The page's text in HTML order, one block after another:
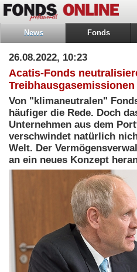
News Fonds
26.08.2022, 10:23
Acatis-Fonds
Treibhausgasemissionen
Von "klimaneutralen"
häufiger die Rede. Doch
Unternehmen aus dem
verschwindet natürlich
Welt. Der
an ein neues Konzept